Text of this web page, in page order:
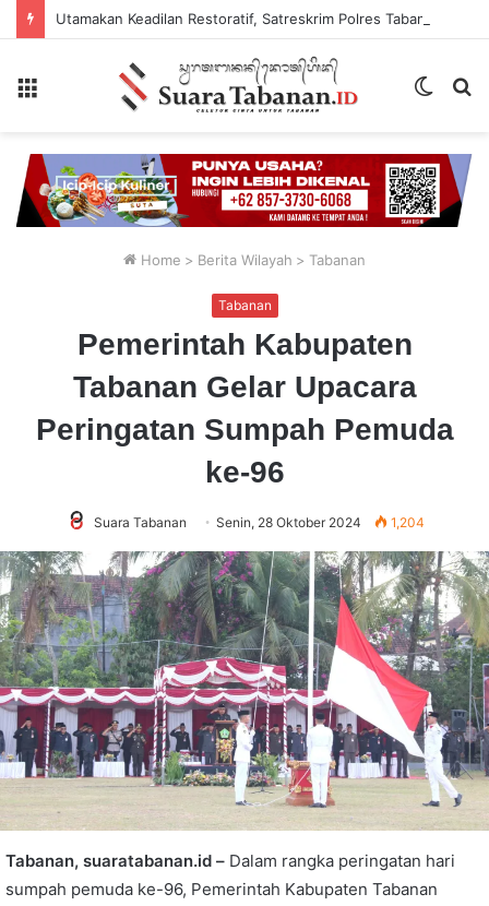
Switch
Home > Berita Wilayah > Tabanan
Tabanan
Pemerintah Kabupaten
Tabanan Gelar Upacara
Peringatan Sumpah Pemuda
ke-96
Suara Tabanan Senin, 28 Oktober 2024 1,204
Tabanan, suaratabanan.id – Dalam rangka peringatan hari
sumpah pemuda ke-96, Pemerintah Kabupaten Tabanan